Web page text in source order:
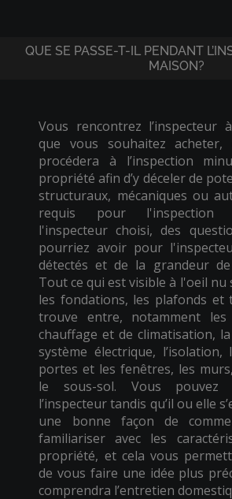
QUE SE PASSE-T-IL PENDANT
MAISON?
Vous rencontrez l’inspecteur
que vous souhaitez
procédera à l’inspection
propriété afin d’y déceler de
structuraux, mécaniques ou
requis pour l'inspection
l'inspecteur choisi, des
pourriez avoir pour
détectés et de la grandeur
Tout ce qui est visible à l'oeil nu
les fondations, les plafonds et
trouve entre, notamment les
chauffage et de climatisation,
système électrique,
portes et les fenêtres, les
le sous-sol. Vous pouvez
l’inspecteur tandis qu’il ou elle
une bonne façon de
familiariser avec les
propriété, et cela vous
de vous faire une idée plus
comprendra l’entretien